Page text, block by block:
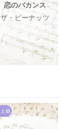
恋のバカンス
ザ・ピーナッツ